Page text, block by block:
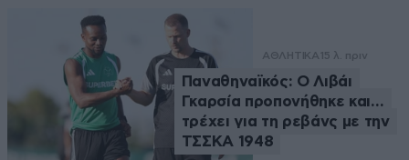
ΑΘΛΗΤΙΚΑ 15 λ. πριν
Παναθηναϊκός: Ο Λιβάι
Γκαρσία προπονήθηκε και…
τρέχει για τη ρεβάνς με την
ΤΣΣΚΑ 1948